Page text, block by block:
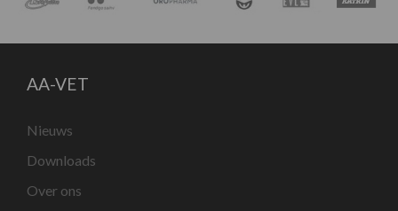
AA-VET
Nieuws
Downloads
Over ons